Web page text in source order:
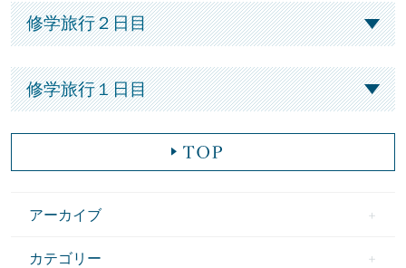
修学旅行２日目
修学旅行１日目
アーカイブ
カテゴリー